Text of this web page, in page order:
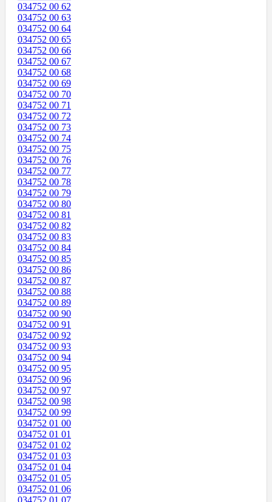
034752 00 62
034752 00 63
034752 00 64
034752 00 65
034752 00 66
034752 00 67
034752 00 68
034752 00 69
034752 00 70
034752 00 71
034752 00 72
034752 00 73
034752 00 74
034752 00 75
034752 00 76
034752 00 77
034752 00 78
034752 00 79
034752 00 80
034752 00 81
034752 00 82
034752 00 83
034752 00 84
034752 00 85
034752 00 86
034752 00 87
034752 00 88
034752 00 89
034752 00 90
034752 00 91
034752 00 92
034752 00 93
034752 00 94
034752 00 95
034752 00 96
034752 00 97
034752 00 98
034752 00 99
034752 01 00
034752 01 01
034752 01 02
034752 01 03
034752 01 04
034752 01 05
034752 01 06
034752 01 07